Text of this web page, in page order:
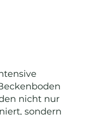
nicht nur
sondern